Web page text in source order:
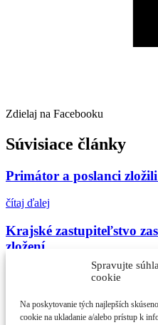
Spravujte
cookie
Na poskytovanie tých najlepších
cookie na ukladanie a/alebo prístup k
Zdielaj na Facebooku
Súvisiace články
Primátor a poslanci
čítaj ďalej
Krajské zastupiteľstvo
zložení
Oficiálne výsledky
Piešťanoch